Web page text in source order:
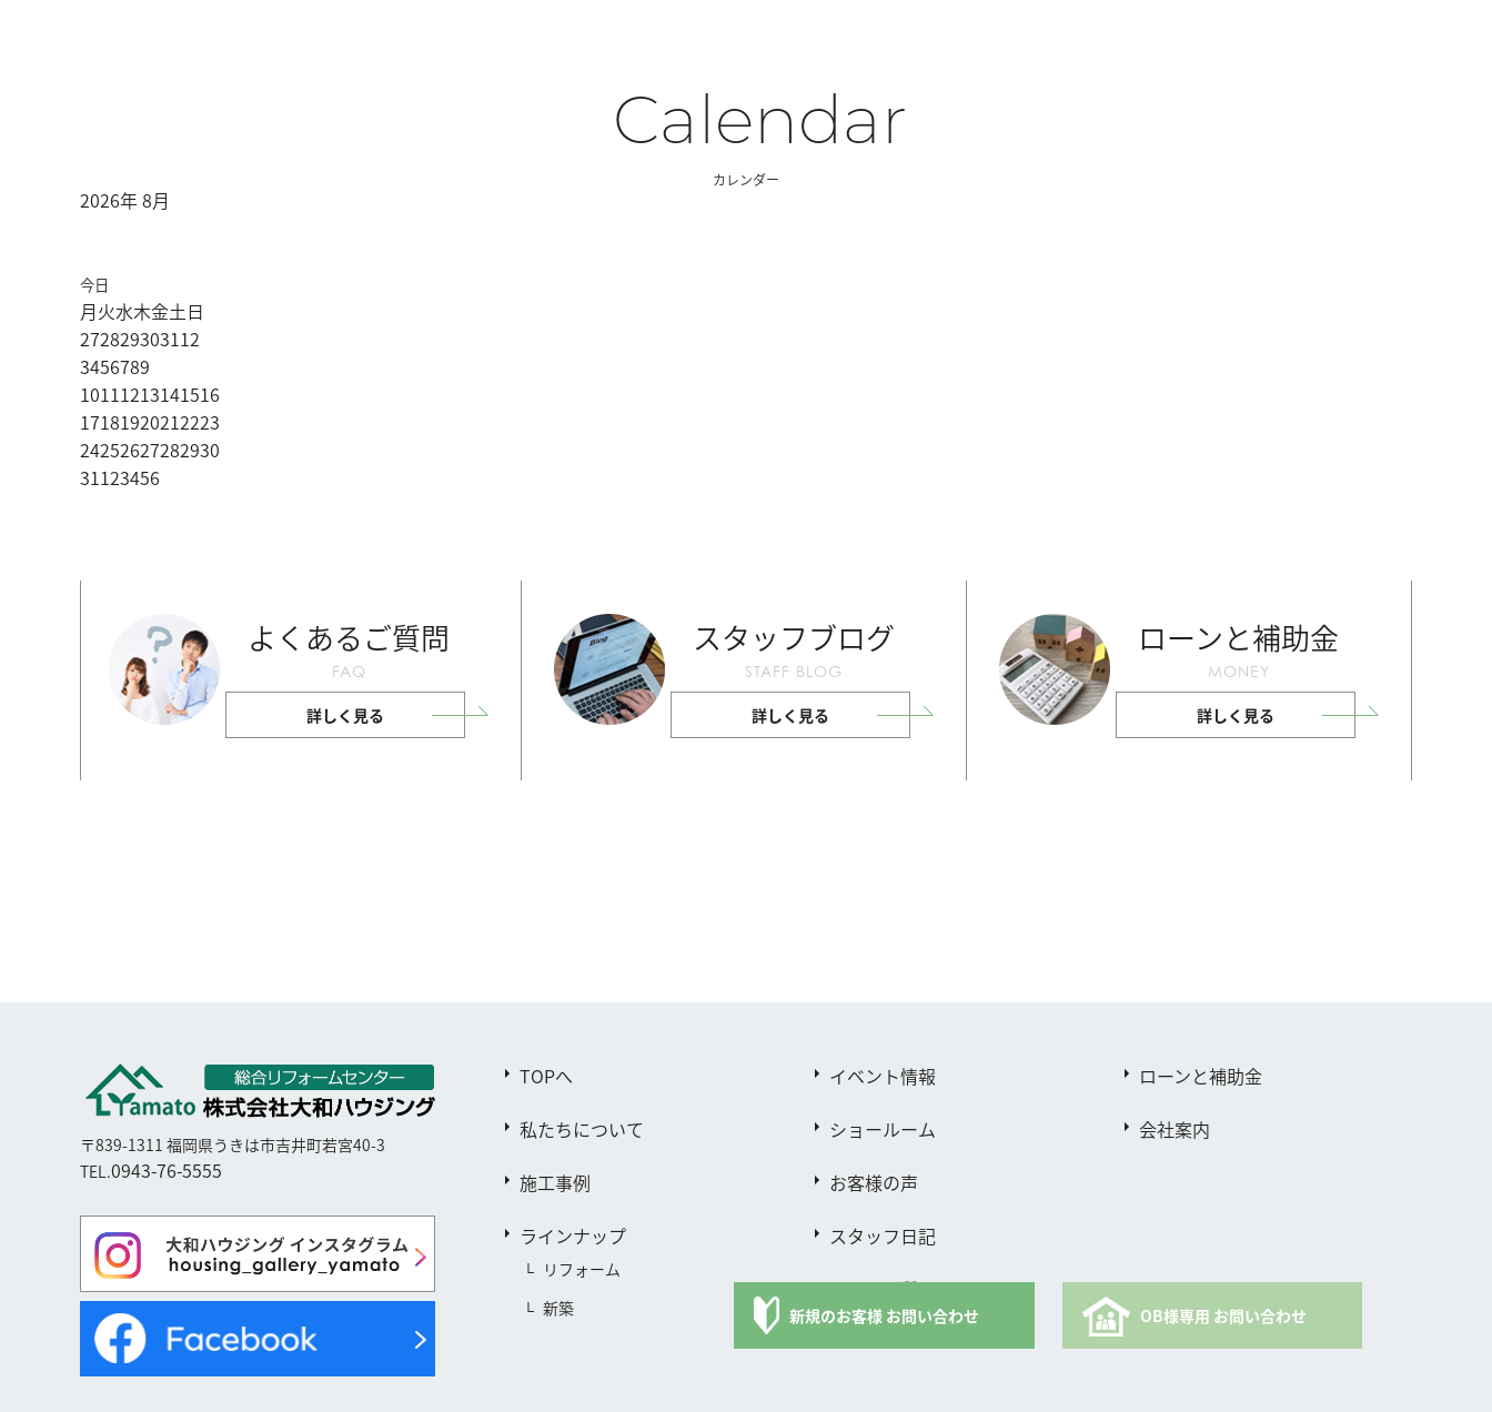
Calendar
カレンダー
2026年 8月
今日
月火水木金土日
272829303112
3456789
10111213141516
17181920212223
24252627282930
31123456
よくあるご質問
FAQ
詳しく見る
スタッフブログ
STAFF BLOG
詳しく見る
ローンと補助金
MONEY
詳しく見る
〒839-1311 福岡県うきは市吉井町若宮40-3
TEL.0943-76-5555
TOPへ
私たちについて
施工事例
ラインナップ
リフォーム
新築
イベント情報
ショールーム
お客様の声
スタッフ日記
よくある質問
ローンと補助金
会社案内
新規のお客様 お問い合わせ OB様専用 お問い合わせ